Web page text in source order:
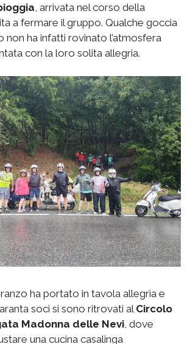
, arrivata nel corso della
a fermare il gruppo. Qualche goccia
non ha infatti rovinato l’atmosfera
con la loro solita allegria.
ha portato in tavola allegria e
soci si sono ritrovati al Circolo
Madonna delle Nevi, dove
una cucina casalinga